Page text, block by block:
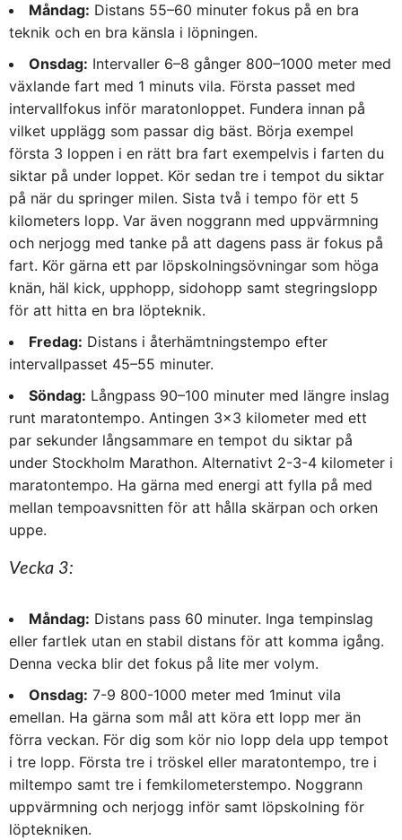
Måndag: Distans 55–60 minuter fokus på en bra
teknik och en bra känsla i löpningen.
Onsdag: Intervaller 6–8 gånger 800–1000 meter med
växlande fart med 1 minuts vila. Första passet med
intervallfokus inför maratonloppet. Fundera innan på
vilket upplägg som passar dig bäst. Börja exempel
första 3 loppen i en rätt bra fart exempelvis i farten du
siktar på under loppet. Kör sedan tre i tempot du siktar
på när du springer milen. Sista två i tempo för ett 5
kilometers lopp. Var även noggrann med uppvärmning
och nerjogg med tanke på att dagens pass är fokus på
fart. Kör gärna ett par löpskolningsövningar som höga
knän, häl kick, upphopp, sidohopp samt stegringslopp
för att hitta en bra löpteknik.
Fredag: Distans i återhämtningstempo efter
intervallpasset 45–55 minuter.
Söndag: Långpass 90–100 minuter med längre inslag
runt maratontempo. Antingen 3×3 kilometer med ett
par sekunder långsammare en tempot du siktar på
under Stockholm Marathon. Alternativt 2-3-4 kilometer i
maratontempo. Ha gärna med energi att fylla på med
mellan tempoavsnitten för att hålla skärpan och orken
uppe.
Vecka 3:
Måndag: Distans pass 60 minuter. Inga tempinslag
eller fartlek utan en stabil distans för att komma igång.
Denna vecka blir det fokus på lite mer volym.
Onsdag: 7-9 800-1000 meter med 1minut vila
emellan. Ha gärna som mål att köra ett lopp mer än
förra veckan. För dig som kör nio lopp dela upp tempot
i tre lopp. Första tre i tröskel eller maratontempo, tre i
miltempo samt tre i femkilometerstempo. Noggrann
uppvärmning och nerjogg inför samt löpskolning för
löptekniken.